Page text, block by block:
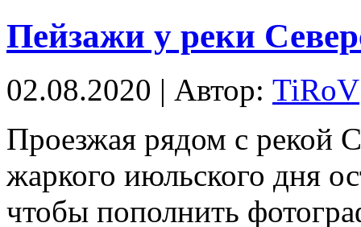
Пейзажи у реки
02.08.2020 | Автор: TiRoV
Проезжая рядом с рекой
жаркого июльского дня
чтобы пополнить